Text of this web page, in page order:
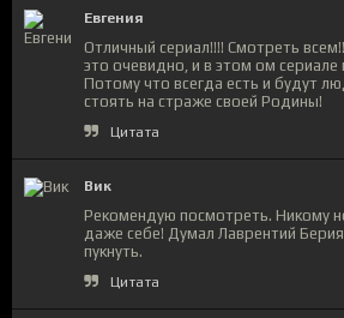
Евгения
Отличный сериал!!!! Смотреть
это очевидно, и в этом ом сериале
Потому что всегда есть и будут
стоять на страже своей Родины!
Цитата
Вик
Рекомендую посмотреть. Никому
даже себе! Думал Лаврентий
пукнуть.
Цитата